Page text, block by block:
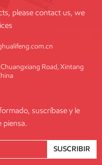
please contact us, we
Road, Xintang
suscríbase y le
piensa.
SUSCRIBIR